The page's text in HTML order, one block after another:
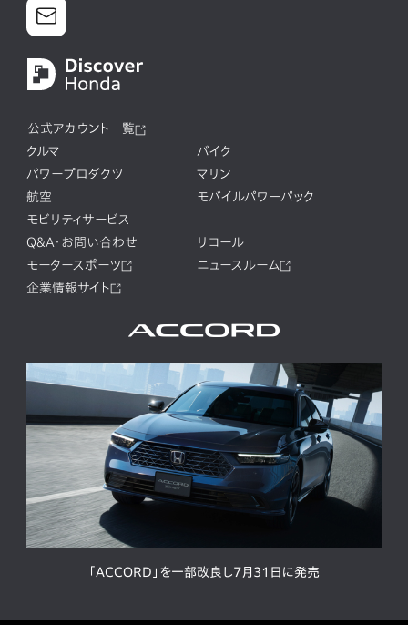
公式アカウント一覧
クルマ
バイク
パワープロダクツ
マリン
航空
モバイルパワーパック
モビリティサービス
Q&A・お問い合わせ
リコール
モータースポーツ
ニュースルーム
企業情報サイト
「ACCORD」を一部改良し7月31日に発売